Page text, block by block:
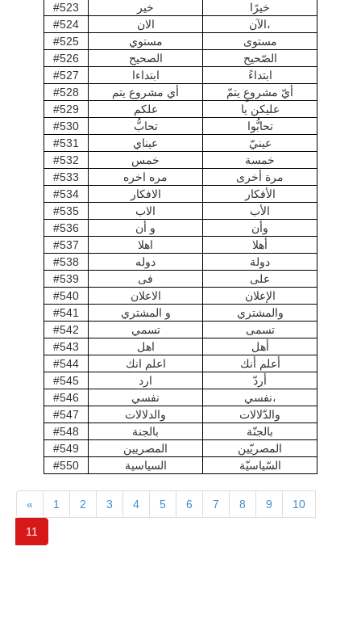
#523
خير
خيرًا
#524
الان
الآن،
#525
مستوي
مستوى
#526
الصحيح
الصّحيح
#527
ابتداءا
ابتداءً
#528
أي مشروع يتم
أيّ مشروعٍ يتمّ
#529
علكم
عليكن يا
#530
تحابُّ
تحابُّوا
#531
عيناي
عينيّ
#532
خمس
خمسة
#533
مره اخره
مرة أخرى
#534
الافكار
الأفكار
#535
الاب
الأب
#536
و أن
وأن
#537
اهلا
أهلا
#538
دوله
دولة
#539
فى
على
#540
الاعلان
الإعلان
#541
و المشتري
والمشتري
#542
تسمي
تسمى
#543
اهل
أهل
#544
اعلم انك
أعلم أنك
#545
ارد
أردّ
#546
نفسي
نفسي،
#547
والدلالات
والدّلالات
#548
بالجنة
بالجنّة
#549
المصريين
المصريّين
#550
السياسية السّياسيّة
« 1 2 3 4 5 6 7 8 9 10
11